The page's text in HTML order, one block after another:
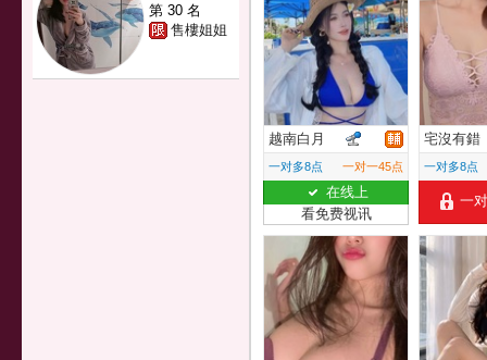
第 30 名
售樓姐姐
越南白月
一对多8点 一对一45点
在线上
看免费视讯
宅沒有錯
一对多8点
一